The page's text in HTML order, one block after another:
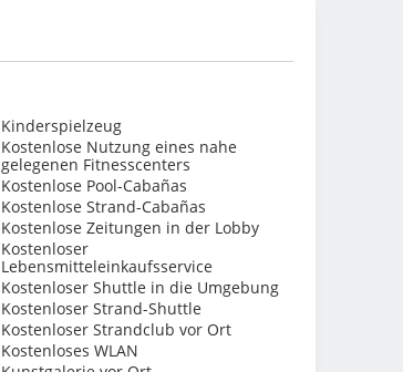
Kinderspielzeug
Kostenlose Nutzung eines nahe
gelegenen Fitnesscenters
Kostenlose Pool-Cabañas
Kostenlose Strand-Cabañas
Kostenlose Zeitungen in der Lobby
Kostenloser
Lebensmitteleinkaufsservice
Kostenloser Shuttle in die Umgebung
Kostenloser Strand-Shuttle
Kostenloser Strandclub vor Ort
Kostenloses WLAN